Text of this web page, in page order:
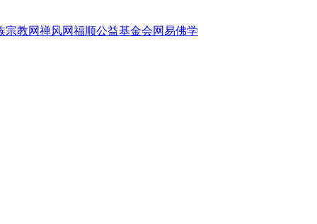
宗教网禅风网福顺公益基金会网易佛学